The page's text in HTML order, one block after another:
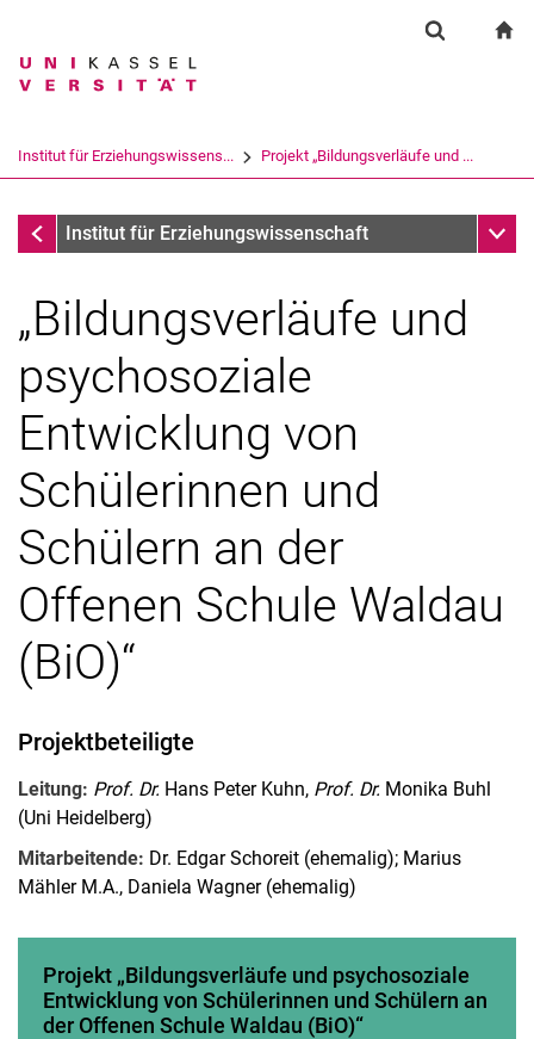
Springe direkt zu: Inhalt
Springe direkt zu: Suche
Springe direkt zu:
Suchbegriff
Suchen (öffnet externen Link in einem
Institut für Erziehungswissens... Projekt „Bildungsverläufe und ...
Versuchsschulen
Institut für Erziehungswissenschaft
„Bildungsverläufe und
psychosoziale
Entwicklung von
Schülerinnen und
Schülern an der
Offenen Schule Waldau
(BiO)“
Projektbeteiligte
Leitung: Prof. Dr. Hans Peter Kuhn, Prof. Dr. Monika Buhl
(Uni Heidelberg)
Mitarbeitende: Dr. Edgar Schoreit (ehemalig); Marius
Mähler M.A., Daniela Wagner (ehemalig)
Projekt „Bildungsverläufe und psychosoziale
Entwicklung von Schülerinnen und Schülern an
der Offenen Schule Waldau (BiO)“